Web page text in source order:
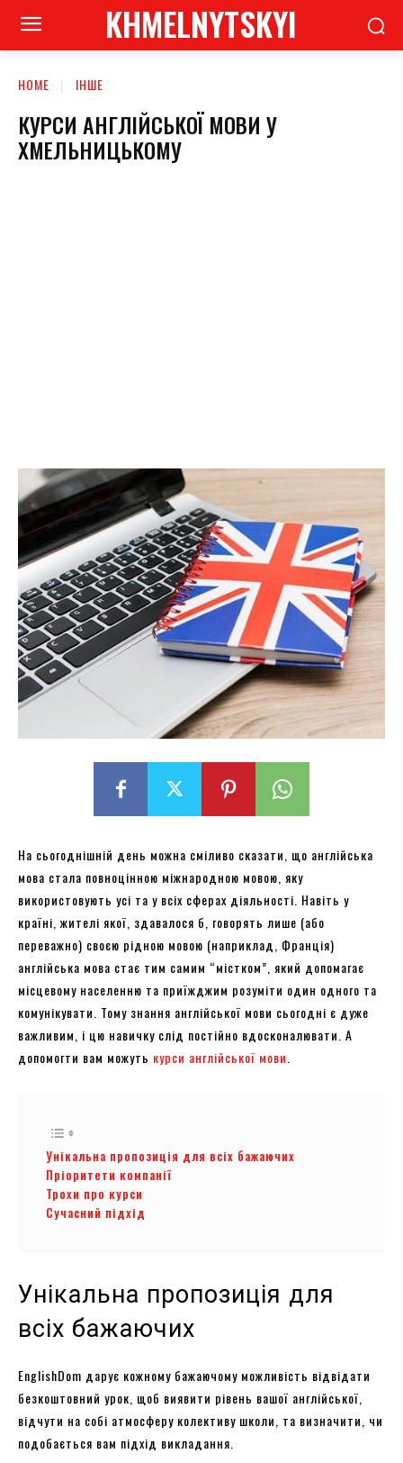
KHMELNYTSKYI
HOME ІНШЕ
КУРСИ АНГЛІЙСЬКОЇ МОВИ У
ХМЕЛЬНИЦЬКОМУ
На сьогоднішній день можна сміливо сказати, що англійська
мова стала повноцінною міжнародною мовою, яку
використовують усі та у всіх сферах діяльності. Навіть у
країні, жителі якої, здавалося б, говорять лише (або
переважно) своєю рідною мовою (наприклад, Франція)
англійська мова стає тим самим “містком”, який допомагає
місцевому населенню та приїжджим розуміти один одного та
комунікувати. Тому знання англійської мови сьогодні є дуже
важливим, і цю навичку слід постійно вдосконалювати. А
допомогти вам можуть курси англійської мови
Унікальна пропозиція для всіх бажаючих
Пріоритети компанії
Трохи про курси
Сучасний підхід
Унікальна пропозиція для
всіх бажаючих
EnglishDom дарує кожному бажаючому можливість відвідати
безкоштовний урок, щоб виявити рівень вашої англійської,
відчути на собі атмосферу колективу школи, та визначити, чи
подобається вам підхід викладання.